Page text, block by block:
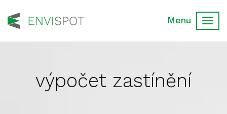
výpočet zastínění